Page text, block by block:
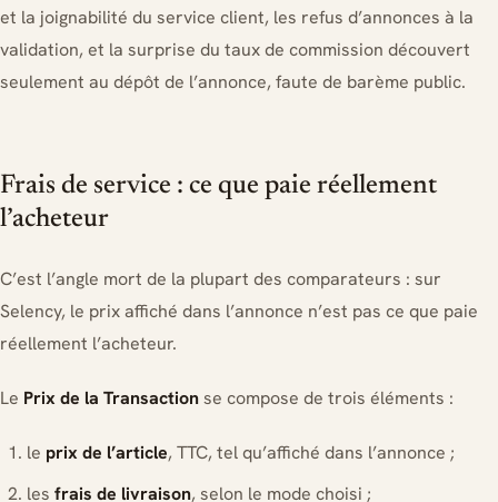
et la joignabilité du service client, les refus d’annonces à la
validation, et la surprise du taux de commission découvert
seulement au dépôt de l’annonce, faute de barème public.
Frais de service : ce que paie réellement
l’acheteur
C’est l’angle mort de la plupart des comparateurs : sur
Selency, le prix affiché dans l’annonce n’est pas ce que paie
réellement l’acheteur.
Le Prix de la Transactionse compose de trois éléments :
le prix de l’article, TTC, tel qu’affiché dans l’annonce ;
les frais de livraison, selon le mode choisi ;